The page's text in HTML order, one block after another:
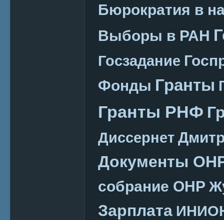
Бюрократия в
Выборы в РАН
Госзадание
Фонды Гранты
Гранты РНФ
Диссернет
Документы
собрание ОНР
Зарплата